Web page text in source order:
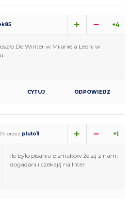
+4
Winter w Milanie a Leoni w
CYTUJ ODPOWIEDZ
przez pluto11 +1
Ile było pisania pismaków że są z nami
dogadani i czekają na Inter